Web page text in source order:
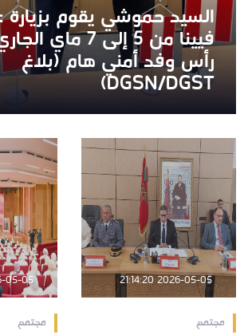
السيد حموشي يقوم
فيينا من 5 إلى 7
رأس وفد أمني هام (بلاغ
DGSN/DGST)
2026-05-05 21:14:20
مجتمع
17:29:19
مجتمع